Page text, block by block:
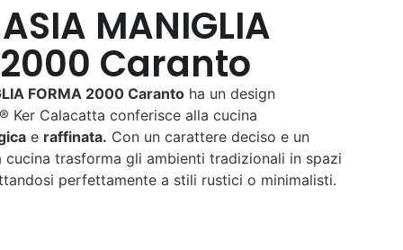
MANIGLIA
2000 Caranto
FORMA 2000 Caranto ha un design
Ker Calacatta conferisce alla cucina
e raffinata. Con un carattere deciso e un
cucina trasforma gli ambienti tradizionali in spazi
perfettamente a stili rustici o minimalisti.